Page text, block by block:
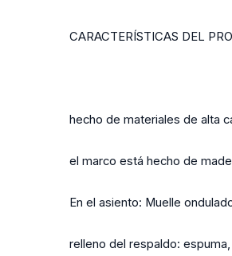
CARACTERÍSTICAS DEL
hecho de materiales de alta
el marco está hecho de
En el asiento: Muelle
relleno del respaldo: